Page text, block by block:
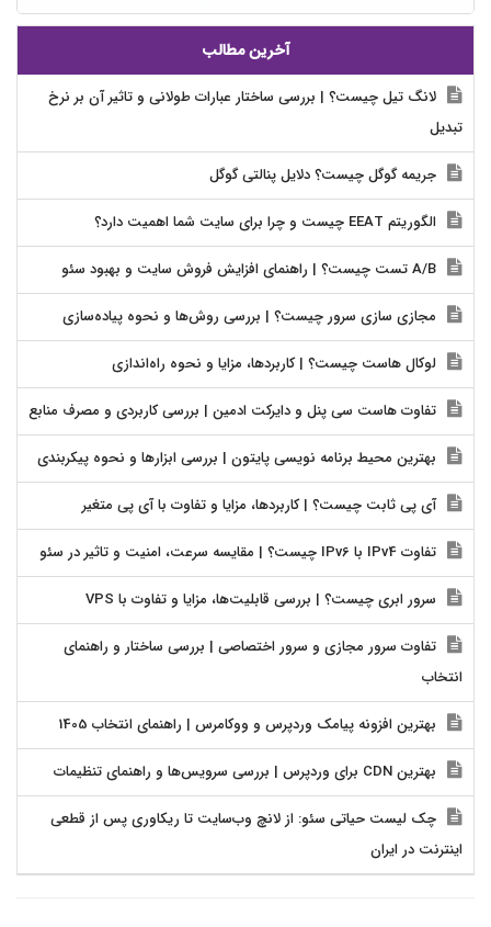
آخرین مطالب
لانگ تیل چیست؟ | بررسی ساختار عبارات طولانی و تاثیر آن بر نرخ
تبدیل
جریمه گوگل چیست؟ دلایل پنالتی گوگل
الگوریتم EEAT چیست و چرا برای سایت شما اهمیت دارد؟
مجازی سازی سرور چیست؟ | بررسی روش‌ها و نحوه پیاده‌سازی
لوکال هاست چیست؟ | کاربردها، مزایا و نحوه راه‌اندازی
تفاوت هاست سی پنل و دایرکت ادمین | بررسی کاربردی و مصرف منابع
بهترین محیط برنامه نویسی پایتون | بررسی ابزارها و نحوه پیکربندی
آی پی ثابت چیست؟ | کاربردها، مزایا و تفاوت با آی پی متغیر
تفاوت IPv4 با IPv6 چیست؟ | مقایسه سرعت، امنیت و تاثیر در سئو
سرور ابری چیست؟ | بررسی قابلیت‌ها، مزایا و تفاوت با VPS
تفاوت سرور مجازی و سرور اختصاصی | بررسی ساختار و راهنمای
انتخاب
بهترین افزونه پیامک وردپرس و ووکامرس | راهنمای انتخاب 1405
بهترین CDN برای وردپرس | بررسی سرویس‌ها و راهنمای تنظیمات
چک لیست حیاتی سئو: از لانچ وب‌سایت تا ریکاوری پس از قطعی
اینترنت در ایران